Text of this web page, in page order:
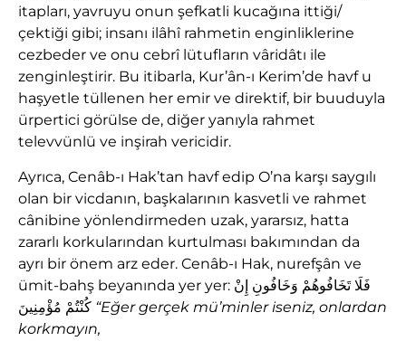
itapları, yavruyu onun şefkatli kucağına ittiği/
çektiği gibi; insanı ilâhî rahmetin enginliklerine
cezbeder ve onu cebrî lütufların vâridâtı ile
zenginleştirir. Bu itibarla, Kur’ân-ı Kerim’de havf u
haşyetle tüllenen her emir ve direktif, bir buuduyla
ürpertici görülse de, diğer yanıyla rahmet
televvünlü ve inşirah vericidir.
Ayrıca, Cenâb-ı Hak’tan havf edip O’na karşı saygılı
olan bir vicdanın, başkalarının kasvetli ve rahmet
cânibine yönlendirmeden uzak, yararsız, hatta
zararlı korkularından kurtulması bakımından da
ayrı bir önem arz eder. Cenâb-ı Hak, nur­efşân ve
ümit-bahş beyanında yer yer: فَلَا تَخَافُوهُمْ وَخَافُونِ إِنْ
“Eğer gerçek mü’minler iseniz, onlardan
korkmayın,